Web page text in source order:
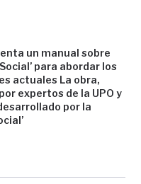
un manual sobre
para abordar los
actuales La obra,
expertos de la UPO y
por la